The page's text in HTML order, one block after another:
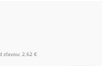
zľavou: 2,62 €